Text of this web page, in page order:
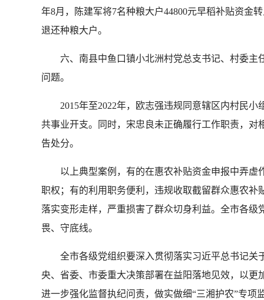
年8月，陈建军将7名种粮大户44800元早稻补贴资金
退还种粮大户。
六、南县中鱼口镇小北洲村党总支书记、村委
问题。
2015年至2022年，欧志强违规同意辖区内村民
共事业开支。同时，宋忠良未正确履行工作职责，对
告处分。
以上典型案例，有的在惠农补贴资金申报中弄
职权；有的利用职务便利，违规收取截留群众惠农
落实变形走样，严重损害了群众切身利益。全市各
畏、守底线。
全市各级党组织要深入贯彻落实习近平总书记
央、省委、市委重大决策部署在益阳落地见效，以
进一步强化监督执纪问责，做实做细“三湘护农”专